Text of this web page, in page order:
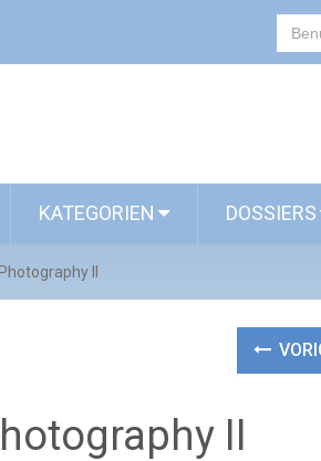
KATEGORIEN DOSSIERS
II
II